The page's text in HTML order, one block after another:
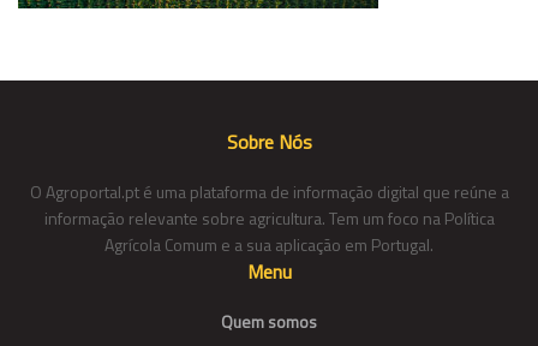
Sobre Nós
O Agroportal.pt é uma plataforma de informação digital que reúne a
informação relevante sobre agricultura. Tem um foco na Política
Agrícola Comum e a sua aplicação em Portugal.
Menu
Quem somos